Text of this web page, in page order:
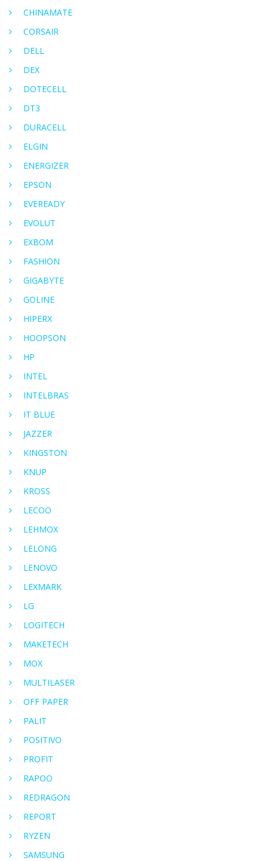
CHINAMATE
CORSAIR
DELL
DEX
DOTECELL
DT3
DURACELL
ELGIN
ENERGIZER
EPSON
EVEREADY
EVOLUT
EXBOM
FASHION
GIGABYTE
GOLINE
HIPERX
HOOPSON
HP
INTEL
INTELBRAS
IT BLUE
JAZZER
KINGSTON
KNUP
KROSS
LECOO
LEHMOX
LELONG
LENOVO
LEXMARK
LG
LOGITECH
MAKETECH
MOX
MULTILASER
OFF PAPER
PALIT
POSITIVO
PROFIT
RAPOO
REDRAGON
REPORT
RYZEN
SAMSUNG